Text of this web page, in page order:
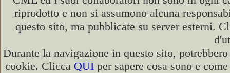
riprodotto e non si assumono alcuna
questo sito, ma pubblicate su server esterni.
Durante la navigazione in questo sito,
cookie. Clicca QUI per sapere cosa sono e